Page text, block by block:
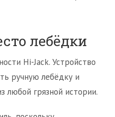
лебёдки
Hi-Jack. Устройство
ручную лебёдку и
любой грязной истории.